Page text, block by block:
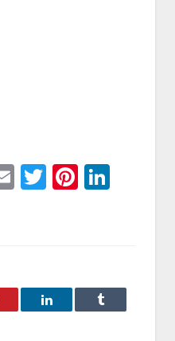
EmailTwitter
LinkedIn Tumblr